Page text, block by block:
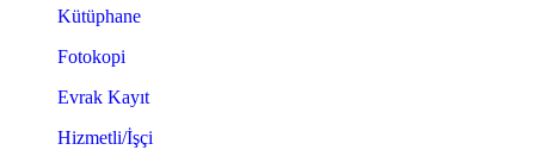
Kütüphane
Fotokopi
Evrak Kayıt
Hizmetli/İşçi